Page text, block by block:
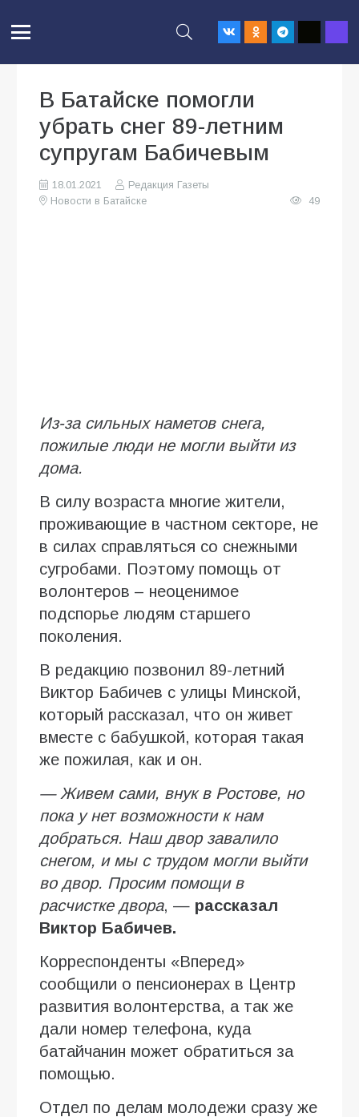
В Батайске помогли
убрать снег 89-летним
супругам Бабичевым
18.01.2021
Редакция Газеты
Новости в Батайске
49
Из-за сильных наметов снега,
пожилые люди не могли выйти из
дома.
В силу возраста многие жители,
проживающие в частном секторе, не
в силах справляться со снежными
сугробами. Поэтому помощь от
волонтеров – неоценимое
подспорье людям старшего
поколения.
В редакцию позвонил 89-летний
Виктор Бабичев с улицы Минской,
который рассказал, что он живет
вместе с бабушкой, которая такая
же пожилая, как и он.
— Живем сами, внук в Ростове, но
пока у нет возможности к нам
добраться. Наш двор завалило
снегом, и мы с трудом могли выйти
во двор. Просим помощи в
расчистке двора, — рассказал
Виктор Бабичев.
Корреспонденты «Вперед»
сообщили о пенсионерах в Центр
развития волонтерства, а так же
дали номер телефона, куда
батайчанин может обратиться за
помощью.
Отдел по делам молодежи сразу же